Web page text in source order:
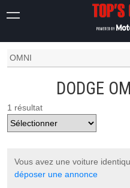
DODGE OCCASION
OMNI
DODGE
1 résultat
Vous avez une voiture
déposer une annonce